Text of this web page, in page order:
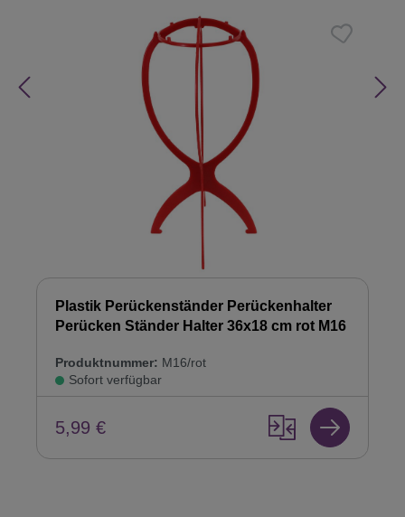
Plastik Perückenständer Perückenhalter
Perücken Ständer Halter 36x18 cm rot M16
Produktnummer: M16/rot
Sofort verfügbar
5,99 €